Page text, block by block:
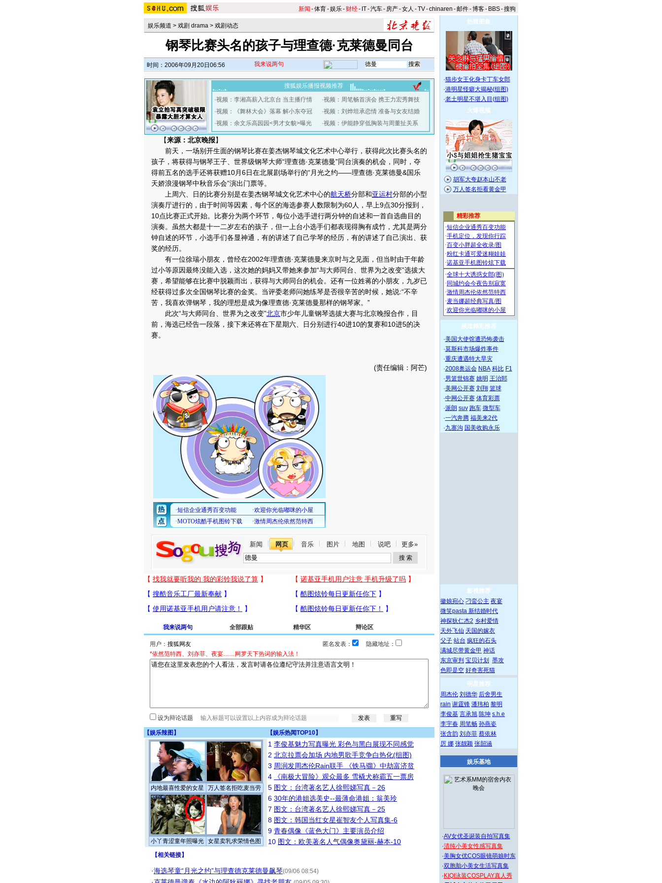
新闻 -体育-娱乐- 财经- IT-汽车- 房产-女人 -TV-chinaren -邮件-博客- BBS-搜狗
娱乐频道 > 戏剧 drama > 戏剧动态
钢琴比赛头名的孩子与理查德·克莱德曼同台
时间：2006年09月20日06:56 我来说两句
搜狐娱乐播报视频推荐
·视频：李湘高薪入北京台 当主播疗情
·视频：《舞林大会》落幕 解小东夺冠
·视频：余文乐高园园<男才女貌>曝光
·视频：周笔畅首演会 携王力宏秀舞技
·视频：刘烨坦承恋情 准备与女友结婚
·视频：伊能静穿低胸装与周董扯关系
【来源：北京晚报】
前天，一场别开生面的钢琴比赛在姜杰钢琴城文化艺术中心举行，获得此次比赛头名的
孩子，将获得与钢琴王子、世界级钢琴大师“理查德·克莱德曼”同台演奏的机会，同时，夺
得前五名的选手还将获赠10月6日在北展剧场举行的“月光之约——理查德·克莱德曼&国乐
天娇浪漫钢琴中秋音乐会”演出门票等。
上周六、日的比赛分别是在姜杰钢琴城文化艺术中心的航天桥分部和亚运村分部的小型
演奏厅进行的，由于时间等因素，每个区的海选参赛人数限制为60人，早上9点30分报到，
10点比赛正式开始。比赛分为两个环节，每位小选手进行两分钟的自述和一首自选曲目的
演奏。虽然大都是十一二岁左右的孩子，但一上台小选手们都表现得胸有成竹，尤其是两分
钟自述的环节，小选手们各显神通，有的讲述了自己学琴的经历，有的讲述了自己演出、获
奖的经历。
有一位徐瑞小朋友，曾经在2002年理查德·克莱德曼来京时与之见面，但当时由于年龄
过小等原因最终没能入选，这次她的妈妈又带她来参加“与大师同台、世界为之改变”选拔大
赛，希望能够在比赛中脱颖而出，获得与大师同台的机会。还有一位姓蒋的小朋友，九岁已
经获得过多次全国钢琴比赛的金奖。当评委老师问她练琴是否很辛苦的时候，她说:“不辛
苦，我喜欢弹钢琴，我的理想是成为像理查德·克莱德曼那样的钢琴家。”
此次“与大师同台、世界为之改变”北京市少年儿童钢琴选拔大赛与北京晚报合作，目
前，海选已经告一段落，接下来还将在下星期六、日分别进行40进10的复赛和10进5的决
赛。
(责任编辑：阿芒)
新闻 网页 音乐 图片 地图 说吧 更多»
我来说两句 全部跟贴 精华区 辩论区
用户： 匿名发表：
隐藏地址：
*依然范特西、刘亦菲、夜宴……网罗天下热词的输入法！
设为辩论话题
【娱乐辣图 】 【娱乐热闻TOP10】
内地最喜性爱的女星 万人签名拒吃麦当劳
小丫青涩童年照曝光 女星卖乳求荣情色图
1 李俊基魅力写真曝光 彩色与黑白展现不同感觉
2 北京拉票会加场 内地男歌手竞争白热化(组图)
3 周润发周杰伦Rain联手 《铁马骝》中劫富济贫
4
《南极大冒险》观众最多 雪橇犬称霸五一票房
5 图文：台湾著名艺人徐熙娣写真－26
6 30年的港姐选美史--最薄命港姐：翁美玲
7 图文：台湾著名艺人徐熙娣写真－25
8 图文：韩国当红女星崔智友个人写真集-6
9 青春偶像《蓝色大门》主要演员介绍
10 图文：欧美著名人气偶像奥黛丽-赫本-10
【相关链接】
·海选琴童“月光之约”与理查德克莱德曼飙琴(09/06 08:54)
热辣图集
·猫步女王化身卡丁车女郎
·港明星怪癖大揭秘(组图)
·老土明星不堪入目(组图)
火爆视频
胡军大夸赵本山不老
万人签名拒看黄金甲
频道精彩推荐
·美国大使馆遭恐怖袭击
·莫斯科市场爆炸事件
·重庆遭遇特大旱灾
·2008奥运会 NBA 科比 F1
·男篮世锦赛 姚明 王治郅
·美网公开赛 刘翔 篮球
·中网公开赛 体育彩票
·派朗 suv 跑车 微型车
·一汽奔腾 福美来2代
·九寨沟 国美收购永乐
影视推荐
徽娘宛心 刁蛮公主 夜宴
微笑pasta 新结婚时代
神探狄仁杰2 乡村爱情
天外飞仙 天国的嫁衣
父子 站台 疯狂的石头
满城尽带黄金甲 神话
东京审判 宝贝计划
墨攻
色即是空 好奇害死猫
明星推荐
周杰伦 刘德华 后舍男生
rain 谢霆锋 潘玮柏 黎明
李俊基 言承旭 陈坤 s.h.e
李宇春 周笔畅 孙燕姿
张含韵 刘亦菲 蔡依林
厉 娜 张靓颖 张韶涵
娱乐基地
·AV女优圣诞装自拍写真集
·清纯小美女性感写真集
·美胸女优COS眼镜萌娘时东
·双胞胎小美女生活写真集
· KIQI泳装COSPLAY真人秀